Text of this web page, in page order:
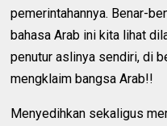
pemerintahannya. Benar-
bahasa Arab ini kita lihat
penutur aslinya sendiri, di
mengklaim bangsa Arab!!
Menyedihkan sekaligus